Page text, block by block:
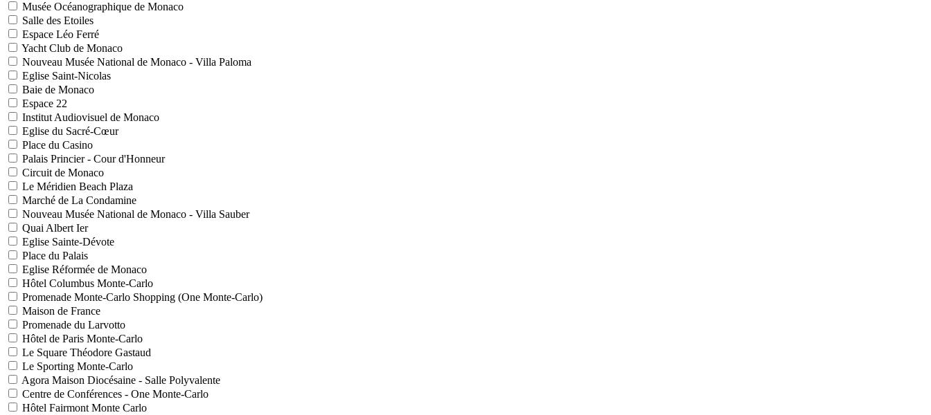
Musée Océanographique de Monaco
Salle des Etoiles
Espace Léo Ferré
Yacht Club de Monaco
Nouveau Musée National de Monaco - Villa Paloma
Eglise Saint-Nicolas
Baie de Monaco
Espace 22
Institut Audiovisuel de Monaco
Eglise du Sacré-Cœur
Place du Casino
Palais Princier - Cour d'Honneur
Circuit de Monaco
Le Méridien Beach Plaza
Marché de La Condamine
Nouveau Musée National de Monaco - Villa Sauber
Quai Albert Ier
Eglise Sainte-Dévote
Place du Palais
Eglise Réformée de Monaco
Hôtel Columbus Monte-Carlo
Promenade Monte-Carlo Shopping (One Monte-Carlo)
Maison de France
Promenade du Larvotto
Hôtel de Paris Monte-Carlo
Le Square Théodore Gastaud
Le Sporting Monte-Carlo
Agora Maison Diocésaine - Salle Polyvalente
Centre de Conférences - One Monte-Carlo
Hôtel Fairmont Monte Carlo